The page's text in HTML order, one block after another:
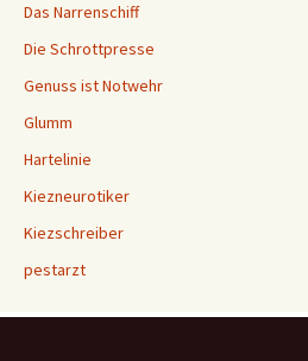
Das Narrenschiff
Die Schrottpresse
Genuss ist Notwehr
Glumm
Hartelinie
Kiezneurotiker
Kiezschreiber
pestarzt